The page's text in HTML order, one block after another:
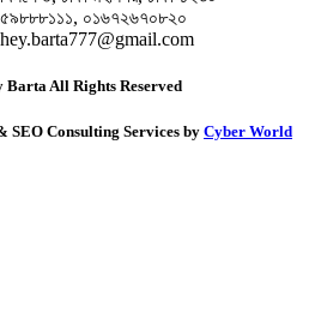
০১৬৭২৬৭০৮২০
All Rights Reserved
SEO Consulting Services by Cyber World